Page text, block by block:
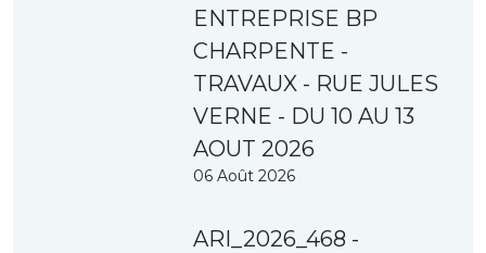
ENTREPRISE BP
CHARPENTE -
TRAVAUX - RUE JULES
VERNE - DU 10 AU 13
AOUT 2026
06 Août 2026
ARI_2026_468 -